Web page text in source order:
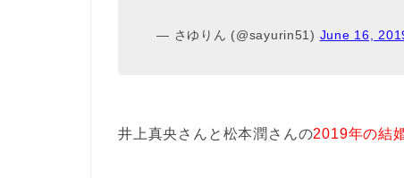
— さゆりん (@sayurin51) June 16,
井上真央さんと松本潤さんの2019年の結